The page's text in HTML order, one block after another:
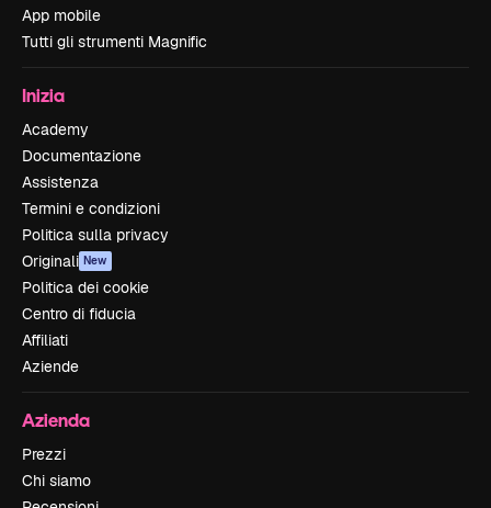
App mobile
Tutti gli strumenti Magnific
Inizia
Academy
Documentazione
Assistenza
Termini e condizioni
Politica sulla privacy
Originali New
Politica dei cookie
Centro di fiducia
Affiliati
Aziende
Azienda
Prezzi
Chi siamo